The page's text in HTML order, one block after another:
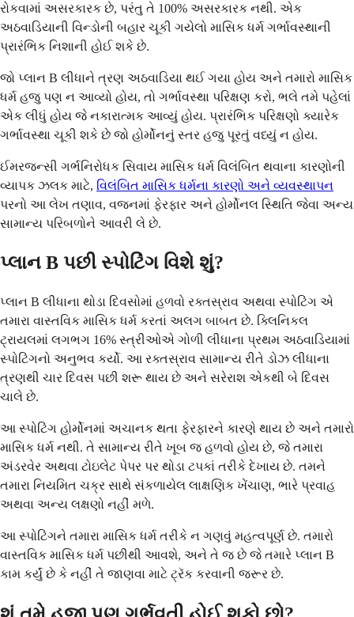
રોકવામાં અસરકારક છે, પરંતુ તે 100% અસરકારક નથી. એક
અઠવાડિયાની વિન્ડોની બહાર ચૂકી ગયેલો માસિક ધર્મ ગર્ભાવસ્થાની
પ્રારંભિક નિશાની હોઈ શકે છે.
જો પ્લાન B લીધાને ત્રણ અઠવાડિયા થઈ ગયા હોય અને તમારો માસિક
ધર્મ હજુ પણ ન આવ્યો હોય, તો ગર્ભાવસ્થા પરિક્ષણ કરો, ભલે તમે પહેલાં
એક લીધું હોય જે નકારાત્મક આવ્યું હોય. પ્રારંભિક પરિક્ષણો ક્યારેક
ગર્ભાવસ્થા ચૂકી શકે છે જો હોર્મોનનું સ્તર હજુ પૂરતું વધ્યું ન હોય.
ઈમરજન્સી ગર્ભનિરોધક સિવાય માસિક ધર્મ વિલંબિત થવાના કારણોની
વ્યાપક ઝલક માટે, વિલંબિત માસિક ધર્મના કારણો અને વ્યવસ્થાપન
પરનો આ લેખ તણાવ, વજનમાં ફેરફાર અને હોર્મોનલ સ્થિતિ જેવા અન્ય
સામાન્ય પરિબળોને આવરી લે છે.
પ્લાન B પછી સ્પોટિંગ વિશે શું?
પ્લાન B લીધાના થોડા દિવસોમાં હળવો રક્તસ્રાવ અથવા સ્પોટિંગ એ
તમારા વાસ્તવિક માસિક ધર્મ કરતાં અલગ બાબત છે. ક્લિનિકલ
ટ્રાયલમાં લગભગ 16% સ્ત્રીઓએ ગોળી લીધાના પ્રથમ અઠવાડિયામાં
સ્પોટિંગનો અનુભવ કર્યો. આ રક્તસ્રાવ સામાન્ય રીતે ડોઝ લીધાના
ત્રણથી ચાર દિવસ પછી શરૂ થાય છે અને સરેરાશ એકથી બે દિવસ
ચાલે છે.
આ સ્પોટિંગ હોર્મોનમાં અચાનક થતા ફેરફારને કારણે થાય છે અને તમારો
માસિક ધર્મ નથી. તે સામાન્ય રીતે ખૂબ જ હળવો હોય છે, જે તમારા
અંડરવેર અથવા ટોઇલેટ પેપર પર થોડા ટપકાં તરીકે દેખાય છે. તમને
તમારા નિયમિત ચક્ર સાથે સંકળાયેલ લાક્ષણિક ખેંચાણ, ભારે પ્રવાહ
અથવા અન્ય લક્ષણો નહીં મળે.
આ સ્પોટિંગને તમારા માસિક ધર્મ તરીકે ન ગણવું મહત્વપૂર્ણ છે. તમારો
વાસ્તવિક માસિક ધર્મ પછીથી આવશે, અને તે જ છે જે તમારે પ્લાન B
કામ કર્યું છે કે નહીં તે જાણવા માટે ટ્રૅક કરવાની જરૂર છે.